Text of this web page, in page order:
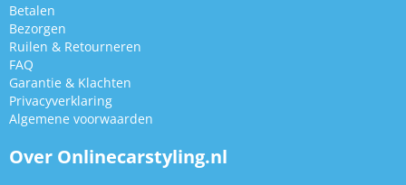
Betalen
Bezorgen
Ruilen & Retourneren
FAQ
Garantie & Klachten
Privacyverklaring
Algemene voorwaarden
Over Onlinecarstyling.nl